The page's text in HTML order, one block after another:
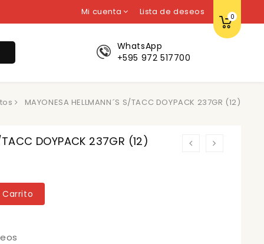
Mi cuenta Lista de deseos 0
WhatsApp
+595 972 517700
MAYONESA HELLMANN´S S/TACC DOYPACK 237GR (12)
TACC DOYPACK 237GR (12)
Carrito